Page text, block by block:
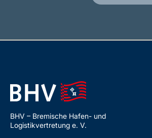
BHV – Bremische Hafen- und
Logistikvertretung e. V.